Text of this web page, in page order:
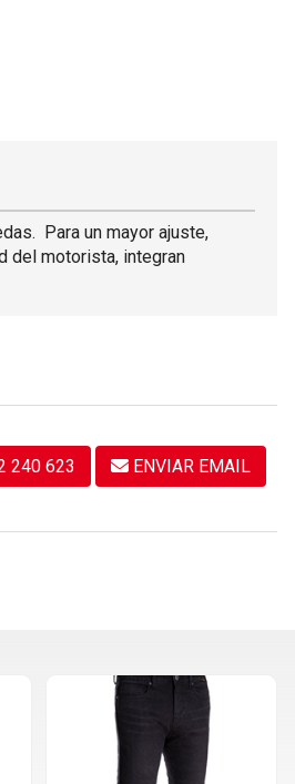
Para un mayor ajuste,
del motorista, integran
240 623 ENVIAR EMAIL